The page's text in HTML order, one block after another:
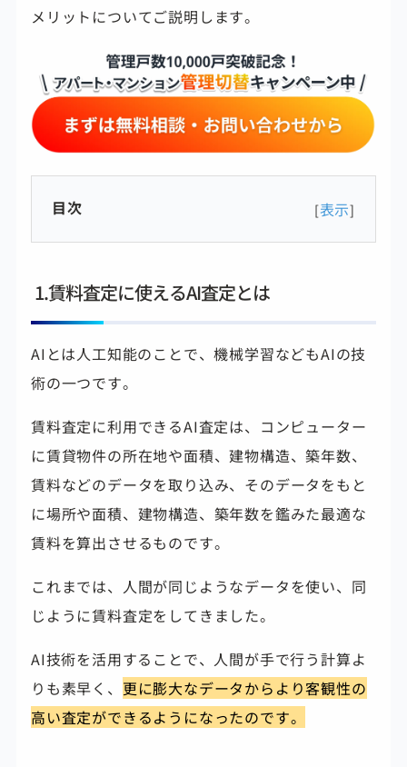
メリットについてご説明します。
目次 [表示]
1.賃料査定に使えるAI査定とは
AIとは人工知能のことで、機械学習などもAIの技
術の一つです。
賃料査定に利用できるAI査定は、コンピューター
に賃貸物件の所在地や面積、建物構造、築年数、
賃料などのデータを取り込み、そのデータをもと
に場所や面積、建物構造、築年数を鑑みた最適な
賃料を算出させるものです。
これまでは、人間が同じようなデータを使い、同
じように賃料査定をしてきました。
AI技術を活用することで、人間が手で行う計算よ
りも素早く、 更に膨大なデータからより客観性の
高い査定ができるようになったのです。